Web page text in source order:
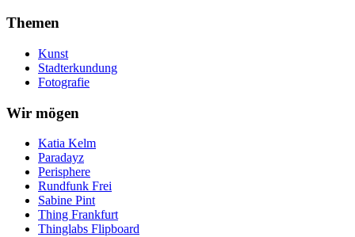
Themen
Kunst
Stadterkundung
Fotografie
Wir mögen
Katia Kelm
Paradayz
Perisphere
Rundfunk Frei
Sabine Pint
Thing Frankfurt
Thinglabs Flipboard